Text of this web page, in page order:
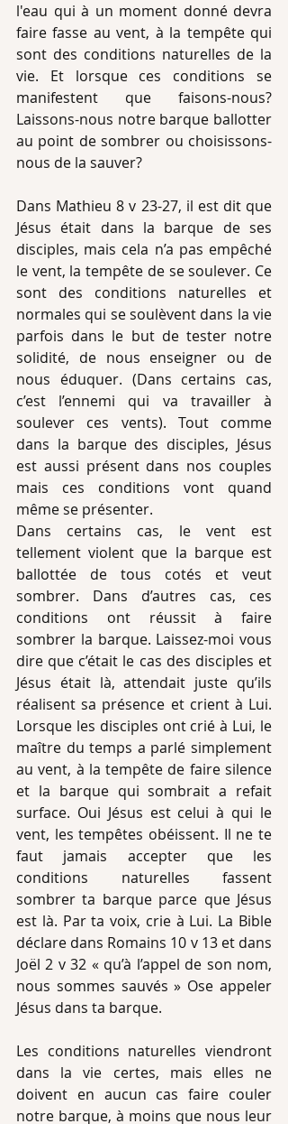
l'eau qui à un moment donné devra
faire fasse au vent, à la tempête qui
sont des conditions naturelles de la
vie. Et lorsque ces conditions se
manifestent que faisons-nous?
Laissons-nous notre barque ballotter
au point de sombrer ou choisissons-
nous de la sauver?
Dans Mathieu 8 v 23-27, il est dit que
Jésus était dans la barque de ses
disciples, mais cela n’a pas empêché
le vent, la tempête de se soulever. Ce
sont des conditions naturelles et
normales qui se soulèvent dans la vie
parfois dans le but de tester notre
solidité, de nous enseigner ou de
nous éduquer. (Dans certains cas,
c’est l’ennemi qui va travailler à
soulever ces vents). Tout comme
dans la barque des disciples, Jésus
est aussi présent dans nos couples
mais ces conditions vont quand
même se présenter.
Dans certains cas, le vent est
tellement violent que la barque est
ballottée de tous cotés et veut
sombrer. Dans d’autres cas, ces
conditions ont réussit à faire
sombrer la barque. Laissez-moi vous
dire que c’était le cas des disciples et
Jésus était là, attendait juste qu’ils
réalisent sa présence et crient à Lui.
Lorsque les disciples ont crié à Lui, le
maître du temps a parlé simplement
au vent, à la tempête de faire silence
et la barque qui sombrait a refait
surface. Oui Jésus est celui à qui le
vent, les tempêtes obéissent. Il ne te
faut jamais accepter que les
conditions naturelles fassent
sombrer ta barque parce que Jésus
est là. Par ta voix, crie à Lui. La Bible
déclare dans Romains 10 v 13 et dans
Joël 2 v 32 « qu’à l’appel de son nom,
nous sommes sauvés » Ose appeler
Jésus dans ta barque.
Les conditions naturelles viendront
dans la vie certes, mais elles ne
doivent en aucun cas faire couler
notre barque, à moins que nous leur